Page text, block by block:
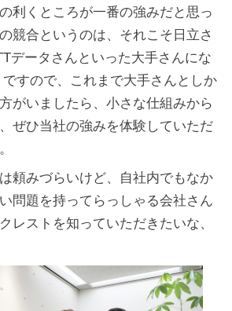
利くところが一番の強みだと思っ
競合というのは、それこそ日立さ
データさんといった大手さんにな
すので、これまで大手さんとしか
がいましたら、小さな仕組みから
ぜひ当社の強みを体験していただ
頼みづらいけど、自社内でもなか
問題を持ってらっしゃる会社さん
レストを知っていただきたいな、